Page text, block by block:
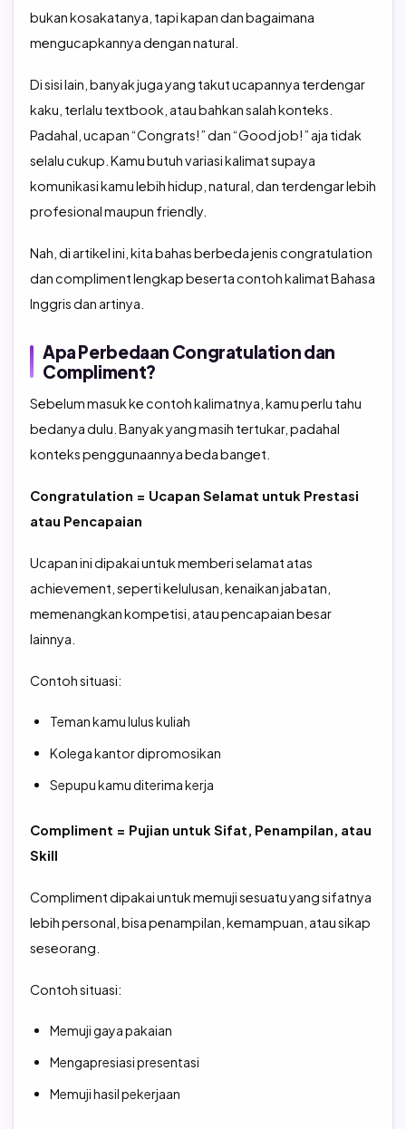
TOEFL Preparation
IELTS Preparation
TOEFL IBT Home Edition
bukan kosakatanya, tapi kapan dan bagaimana
mengucapkannya dengan natural.
Di sisi lain, banyak juga yang takut ucapannya terdengar
kaku, terlalu textbook, atau bahkan salah konteks.
Padahal, ucapan “Congrats!” dan “Good job!” aja tidak
selalu cukup. Kamu butuh variasi kalimat supaya
komunikasi kamu lebih hidup, natural, dan terdengar lebih
profesional maupun friendly.
Nah, di artikel ini, kita bahas berbeda jenis congratulation
dan compliment lengkap beserta contoh kalimat Bahasa
Inggris dan artinya.
Apa Perbedaan Congratulation dan
Compliment?
Sebelum masuk ke contoh kalimatnya, kamu perlu tahu
bedanya dulu. Banyak yang masih tertukar, padahal
konteks penggunaannya beda banget.
Congratulation = Ucapan Selamat untuk Prestasi
atau Pencapaian
Ucapan ini dipakai untuk memberi selamat atas
achievement, seperti kelulusan, kenaikan jabatan,
memenangkan kompetisi, atau pencapaian besar
lainnya.
Contoh situasi:
Teman kamu lulus kuliah
Kolega kantor dipromosikan
Sepupu kamu diterima kerja
Compliment = Pujian untuk Sifat, Penampilan, atau
Skill
Compliment dipakai untuk memuji sesuatu yang sifatnya
lebih personal, bisa penampilan, kemampuan, atau sikap
seseorang.
Contoh situasi:
Memuji gaya pakaian
Mengapresiasi presentasi
Memuji hasil pekerjaan